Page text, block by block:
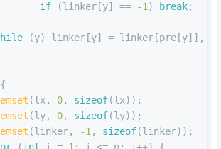
if (linker[y] == -1 ) break;
(y) linker[y] = linker[pre[y]], y
{
(lx, 0, sizeof(lx));
(ly, 0, sizeof(ly));
(linker, -1 , sizeof(linker));
(int i = 1 ; i <= n; i++) {